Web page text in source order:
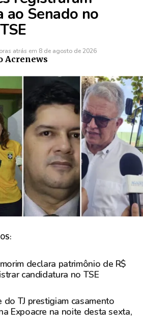
ao Senado no
atrás em 8 de agosto de 2026
Acrenews
declara patrimônio de R$
candidatura no TSE
TJ prestigiam casamento
Expoacre na noite desta sexta,